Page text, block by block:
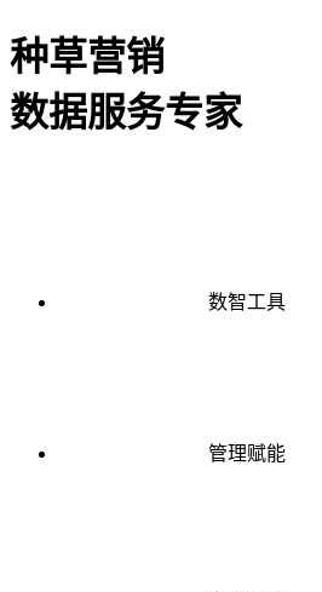
种草营销
数据服务专家
数智工具
管理赋能